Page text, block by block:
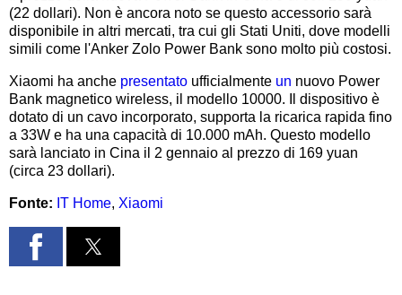
(22 dollari). Non è ancora noto se questo accessorio sarà
disponibile in altri mercati, tra cui gli Stati Uniti, dove modelli
simili come l'Anker Zolo Power Bank sono molto più costosi.
Xiaomi ha anche presentato ufficialmente un nuovo Power
Bank magnetico wireless, il modello 10000. Il dispositivo è
dotato di un cavo incorporato, supporta la ricarica rapida fino
a 33W e ha una capacità di 10.000 mAh. Questo modello
sarà lanciato in Cina il 2 gennaio al prezzo di 169 yuan
(circa 23 dollari).
Fonte: IT Home, Xiaomi